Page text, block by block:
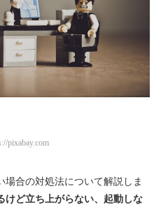
pixabay.com
場合の対処法について解説しま
けど立ち上がらない、起動しな